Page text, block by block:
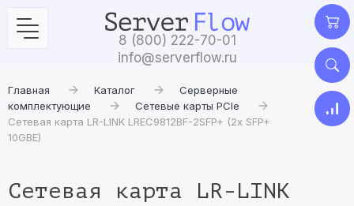
8 (800) 222-70-01
info@serverflow.ru
Главная Каталог
Серверные
комплектующие
Сетевые карты PCIe
Сетевая карта LR-LINK LREC9812BF-2SFP+ (2x SFP+
10GBE)
Сетевая карта LR-LINK